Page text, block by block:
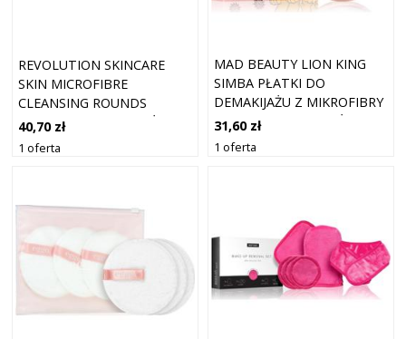
REVOLUTION SKINCARE
SKIN MICROFIBRE
CLEANSING ROUNDS
PŁATKI DO DEMAKIJAŻU Z
MIKROFIBRY
40,70 zł
1 oferta
MAD BEAUTY LION KING
SIMBA PŁATKI DO
DEMAKIJAŻU Z MIKROFIBRY
WIELOKROTNEGO UŻYTKU
3 SZT.
31,60 zł
1 oferta